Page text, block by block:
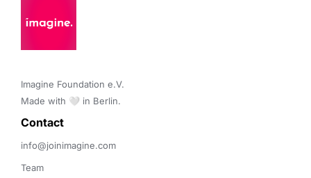
Imagine Foundation e.V.
Made with 🤍 in Berlin.
Contact
info@joinimagine.com
Team